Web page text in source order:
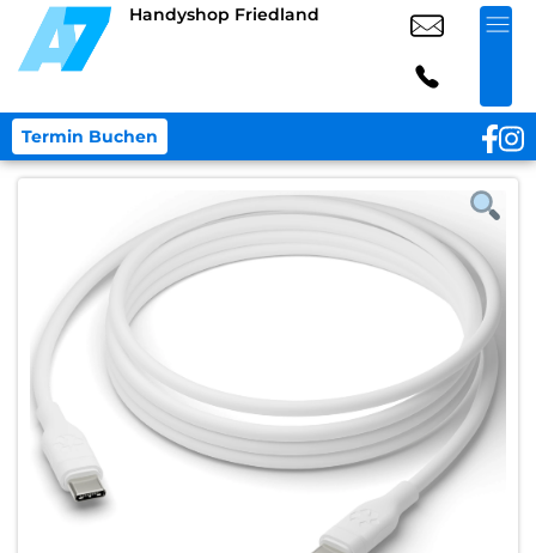
Handyshop Friedland
Termin Buchen